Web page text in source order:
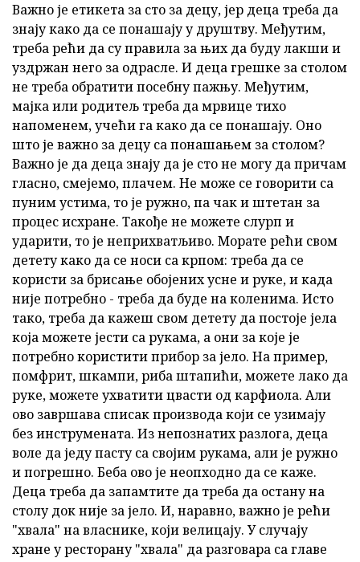
Важно је етикета за сто за децу, јер деца треба да
знају како да се понашају у друштву. Међутим,
треба рећи да су правила за њих да буду лакши и
уздржан него за одрасле. И деца грешке за столом
не треба обратити посебну пажњу. Међутим,
мајка или родитељ треба да мрвице тихо
напоменем, учећи га како да се понашају. Оно
што је важно за децу са понашањем за столом?
Важно је да деца знају да је сто не могу да причам
гласно, смејемо, плачем. Не може се говорити са
пуним устима, то је ружно, па чак и штетан за
процес исхране. Такође не можете слурп и
ударити, то је неприхватљиво. Морате рећи свом
детету како да се носи са крпом: треба да се
користи за брисање обојених усне и руке, и када
није потребно - треба да буде на коленима. Исто
тако, треба да кажеш свом детету да постоје јела
која можете јести са рукама, а они за које је
потребно користити прибор за јело. На пример,
помфрит, шкампи, риба штапићи, можете лако да
руке, можете ухватити цвасти од карфиола. Али
ово завршава списак производа који се узимају
без инструмената. Из непознатих разлога, деца
воле да једу пасту са својим рукама, али је ружно
и погрешно. Беба ово је неопходно да се каже.
Деца треба да запамтите да треба да остану на
столу док није за јело. И, наравно, важно је рећи
"хвала" на власнике, који велицају. У случају
хране у ресторану "хвала" да разговара са главе